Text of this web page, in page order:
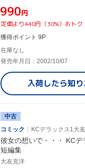
¥990円
定価より440円（30%）おトク
獲得ポイント 9P
在庫なし
発売年月日：2002/10/07
入荷したら知
中古
コミック
KCデラックス1大
彼女の想いで・・・ KC
短編集
大友克洋